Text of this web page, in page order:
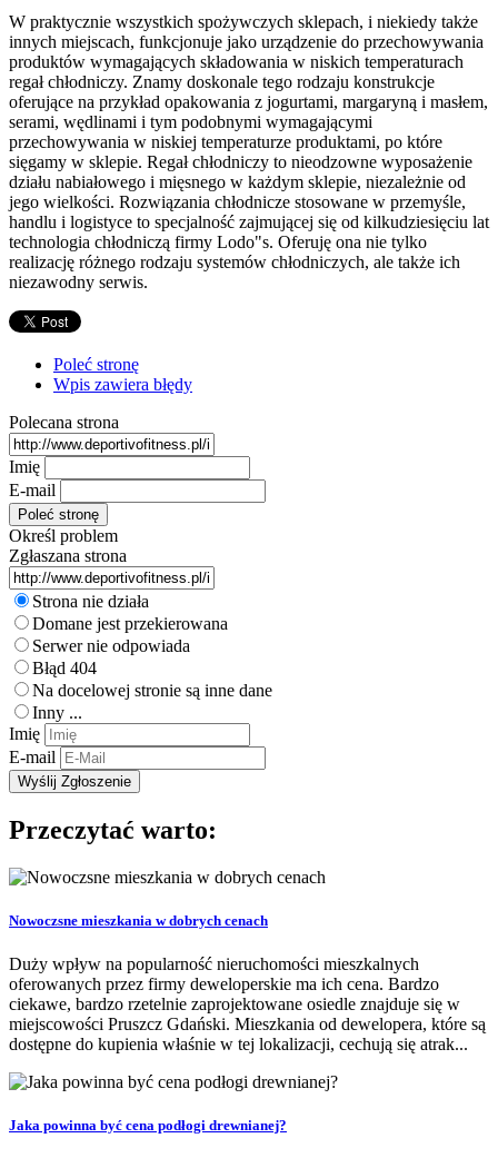
W praktycznie wszystkich spożywczych sklepach, i niekiedy także
innych miejscach, funkcjonuje jako urządzenie do przechowywania
produktów wymagających składowania w niskich temperaturach
regał chłodniczy. Znamy doskonale tego rodzaju konstrukcje
oferujące na przykład opakowania z jogurtami, margaryną i masłem,
serami, wędlinami i tym podobnymi wymagającymi
przechowywania w niskiej temperaturze produktami, po które
sięgamy w sklepie. Regał chłodniczy to nieodzowne wyposażenie
działu nabiałowego i mięsnego w każdym sklepie, niezależnie od
jego wielkości. Rozwiązania chłodnicze stosowane w przemyśle,
handlu i logistyce to specjalność zajmującej się od kilkudziesięciu lat
technologia chłodniczą firmy Lodo"s. Oferuję ona nie tylko
realizację różnego rodzaju systemów chłodniczych, ale także ich
niezawodny serwis.
Poleć stronę
Wpis zawiera błędy
Polecana strona
Imię
E-mail
Określ problem
Zgłaszana strona
Strona nie działa
Domane jest przekierowana
Serwer nie odpowiada
Błąd 404
Na docelowej stronie są inne dane
Inny ...
Imię
E-mail
Przeczytać warto:
Nowoczsne mieszkania w dobrych cenach
Duży wpływ na popularność nieruchomości mieszkalnych
oferowanych przez firmy deweloperskie ma ich cena. Bardzo
ciekawe, bardzo rzetelnie zaprojektowane osiedle znajduje się w
miejscowości Pruszcz Gdański. Mieszkania od dewelopera, które są
dostępne do kupienia właśnie w tej lokalizacji, cechują się atrak...
Jaka powinna być cena podłogi drewnianej?